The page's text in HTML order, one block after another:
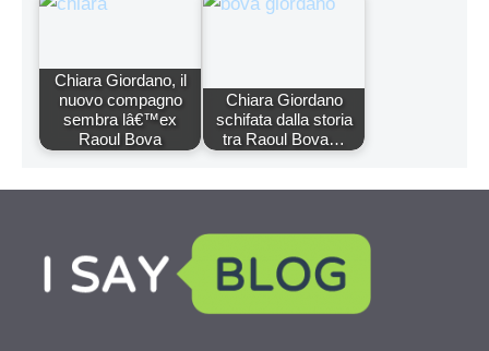
Chiara Giordano, il
nuovo compagno
sembra lâ€™ex
Raoul Bova
Chiara Giordano
schifata dalla storia
tra Raoul Bova…